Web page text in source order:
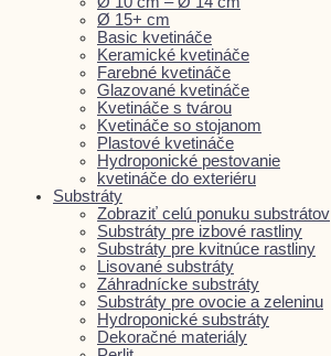
Ø 15+ cm
Basic kvetináče
Keramické kvetináče
Farebné kvetináče
Glazované kvetináče
Kvetináče s tvárou
Kvetináče so stojanom
Plastové kvetináče
Hydroponické pestovanie
kvetináče do exteriéru
Substráty
Zobraziť celú ponuku substrátov
Substráty pre izbové rastliny
Substráty pre kvitnúce rastliny
Lisované substráty
Záhradnícke substráty
Substráty pre ovocie a zeleninu
Hydroponické substráty
Dekoračné materiály